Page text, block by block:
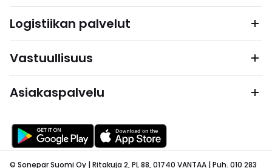
Logistiikan palvelut
Vastuullisuus
Asiakaspalvelu
© Sonepar Suomi Oy | Ritakuja 2, PL 88, 01740 VANTAA | Puh. 010 283